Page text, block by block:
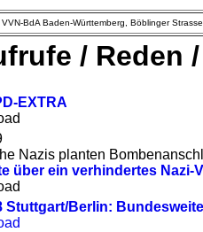
VVN-BdA Baden-Württemberg, Böblinger
/ Reden
EXTRA
Nazis planten
über ein verhindertes Nazi-
Stuttgart/Berlin: